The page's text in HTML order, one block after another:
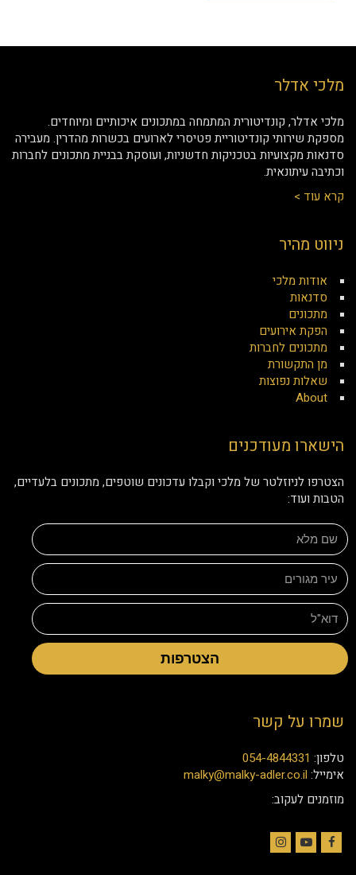
מלכי אדלר
מלכי אדלר, קונדיטורית המתמחה במתכונים איכותיים ומיוחדים.
מספקת שירותי קונדיטוריית פטיסרי לארועים בכשרות מהדרין. מעבירה
סדנאות מקצועיות בטכניקות חדשניות, ועוסקת בבניית מתכונים לחברות
וכתיבה עיתונאית.
קרא עוד >
ניווט מהיר
אודות מלכי
סדנאות
מתכונים
הפקת אירועים
מתכונים לחברות
מן התקשורת
שאלות נפוצות
About
הישארו מעודכנים
הצטרפו לניוזלטר של מלכי וקבלו עדכונים שוטפים, מתכונים בלעדיים,
הטבות ועוד:
הצטרפות
שמרו על קשר
טלפון: 054-4844331
אימייל: malky@malky-adler.co.il
מוזמנים לעקוב: